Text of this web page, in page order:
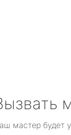
мастер будет